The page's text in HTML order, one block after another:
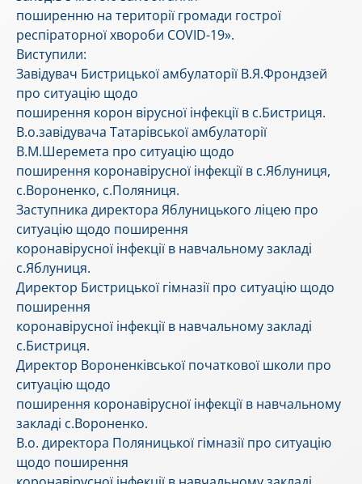
поширенню на території громади гострої
респіраторної хвороби COVID-19».
Виступили:
Завідувач Бистрицької амбулаторії В.Я.Фрондзей
про ситуацію щодо
поширення корон вірусної інфекції в с.Бистриця.
В.о.завідувача Татарівської амбулаторії
В.М.Шеремета про ситуацію щодо
поширення коронавірусної інфекції в с.Яблуниця,
с.Вороненко, с.Поляниця.
Заступника директора Яблуницького ліцею про
ситуацію щодо поширення
коронавірусної інфекції в навчальному закладі
с.Яблуниця.
Директор Бистрицької гімназії про ситуацію щодо
поширення
коронавірусної інфекції в навчальному закладі
с.Бистриця.
Директор Вороненківської початкової школи про
ситуацію щодо
поширення коронавірусної інфекції в навчальному
закладі с.Вороненко.
В.о. директора Поляницької гімназії про ситуацію
щодо поширення